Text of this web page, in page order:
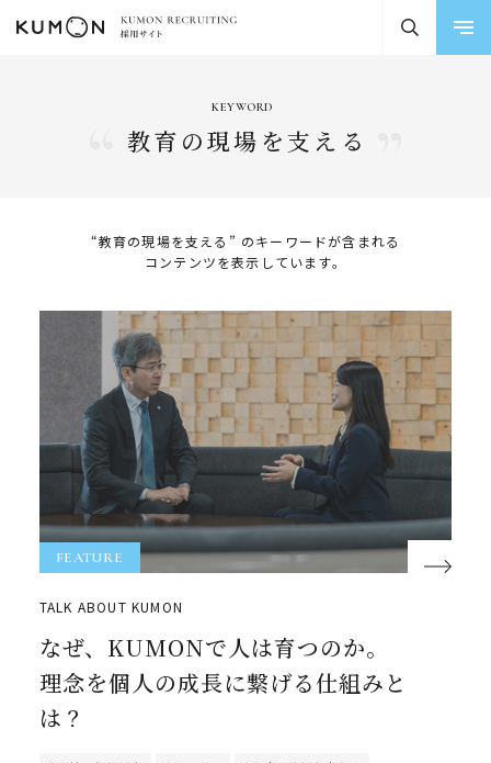
FEATURE
WORK & STORY
CULTURE
KEYWORD
教育の現場を支える
“教育の現場を支える” のキーワードが含まれる
コンテンツを表示しています。
FEATURE
TALK ABOUT KUMON
なぜ、KUMONで人は育つのか。
理念を個人の成長に繋げる仕組みと
は？